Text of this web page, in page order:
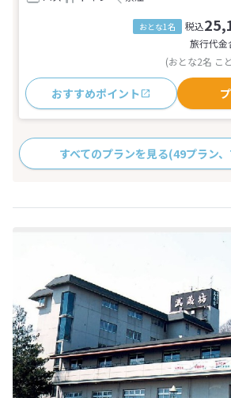
おとな1名 税込
旅行代金
(おとな2名 こ
おすすめポイント
すべてのプランを見る(49プラン